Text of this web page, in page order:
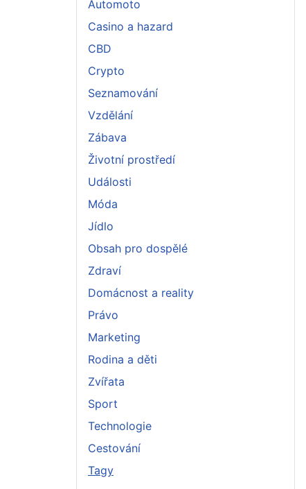
Automoto
Casino a hazard
CBD
Crypto
Seznamování
Vzdělání
Zábava
Životní prostředí
Události
Móda
Jídlo
Obsah pro dospělé
Zdraví
Domácnost a reality
Právo
Marketing
Rodina a děti
Zvířata
Sport
Technologie
Cestování
Tagy